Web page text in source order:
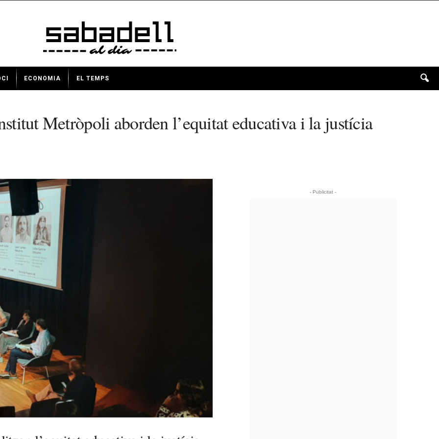
ECONOMIA EL TEMPS
Metròpoli aborden l’equitat educativa i la justícia
- Publicitat -